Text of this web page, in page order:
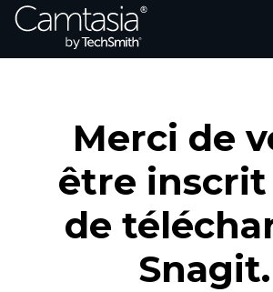
Passer
directement
Merci de
être
de
Snagit.